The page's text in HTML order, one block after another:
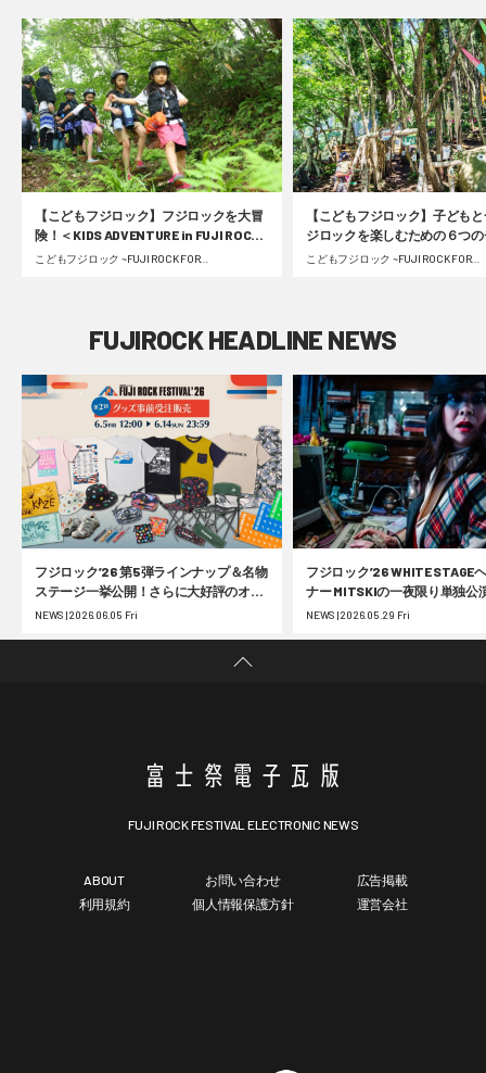
【こどもフジロック】フジロックを大冒
険！＜KIDS ADVENTURE in FUJI ROCK
FESTIVAL＞フォレスト＆リバーコース
こどもフジロック ~FUJI ROCK FOR
【こどもフジロック】子ども
ジロックを楽しむための６つ
ポイント
こどもフジロック ~FUJI ROCK FOR
FUJIROCK HEADLINE NEWS
フジロック’26 第5弾ラインナップ＆名物
ステージ一挙公開！さらに大好評のオフ
ィシャルグッズ事前受注の第2弾受付が
NEWS | 2026.06.05 Fri
フジロック’26 WHITE STAGE
ナー MITSKIの一夜限り単独公
25周年 フジロック展の大阪巡
NEWS | 2026.05.29 Fri
FUJI ROCK FESTIVAL ELECTRONIC NEWS
ABOUT お問い合わせ
広告掲載
利用規約
個人情報保護方針 運営会社